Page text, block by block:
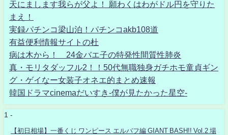
天にまします我らが父よ！ 願わくはわがドル円を守りた
まえ！
実録パチンコ梁山泊！パチンコakb108道
有益便利情報サイトの杜
病は木から！ 24金バエ子の特発性間質性肺炎
真・モリタダッフル2！！50代無職独身ガチホモ童貞ギン
グ・ゲイなー女装子オネエ的まとめ速報
韓国ドラマcinemaだいすき-僕が見たかった星空-
1 -
【初日相場】一番くじ ワンピース エルバフ編 GIANT BASH!! Vol.2 場